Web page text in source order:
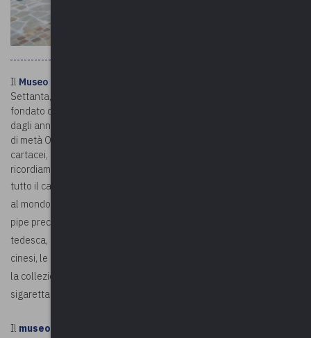
Il Museo della Pipa
Settanta, è stato il primo in Italia dedicato alle pipe. È stato
fondato da Alberto Paronelli, collezionista e ricercatore di pipe sin
dagli anni Quaranta. La raccolta ha sede in una tipica casa rustica
di metà Ottocento ed accoglie anche utensili, macchinari, volumi
cartacei, porcellane e terrecotte. Tra gli oltre 30 mila pezzi
ricordiamo:
tutto il campionario della Rossi Pipe, la più grande fabbrica di pipe
al mondo degli anni Cinquanta;
pipe precolombiane dell’America Centrale, le pipe in porcellana
tedesca, le pipe in schiuma di mare, narghilè, le pipe da oppio
cinesi, le antiche pipe Incas e la pipa di Nicola Romanov in ebano;
la collezione di vasi da tabacco, di tabacchiere, di bocchini da
sigaretta e di accendini.
Il museo